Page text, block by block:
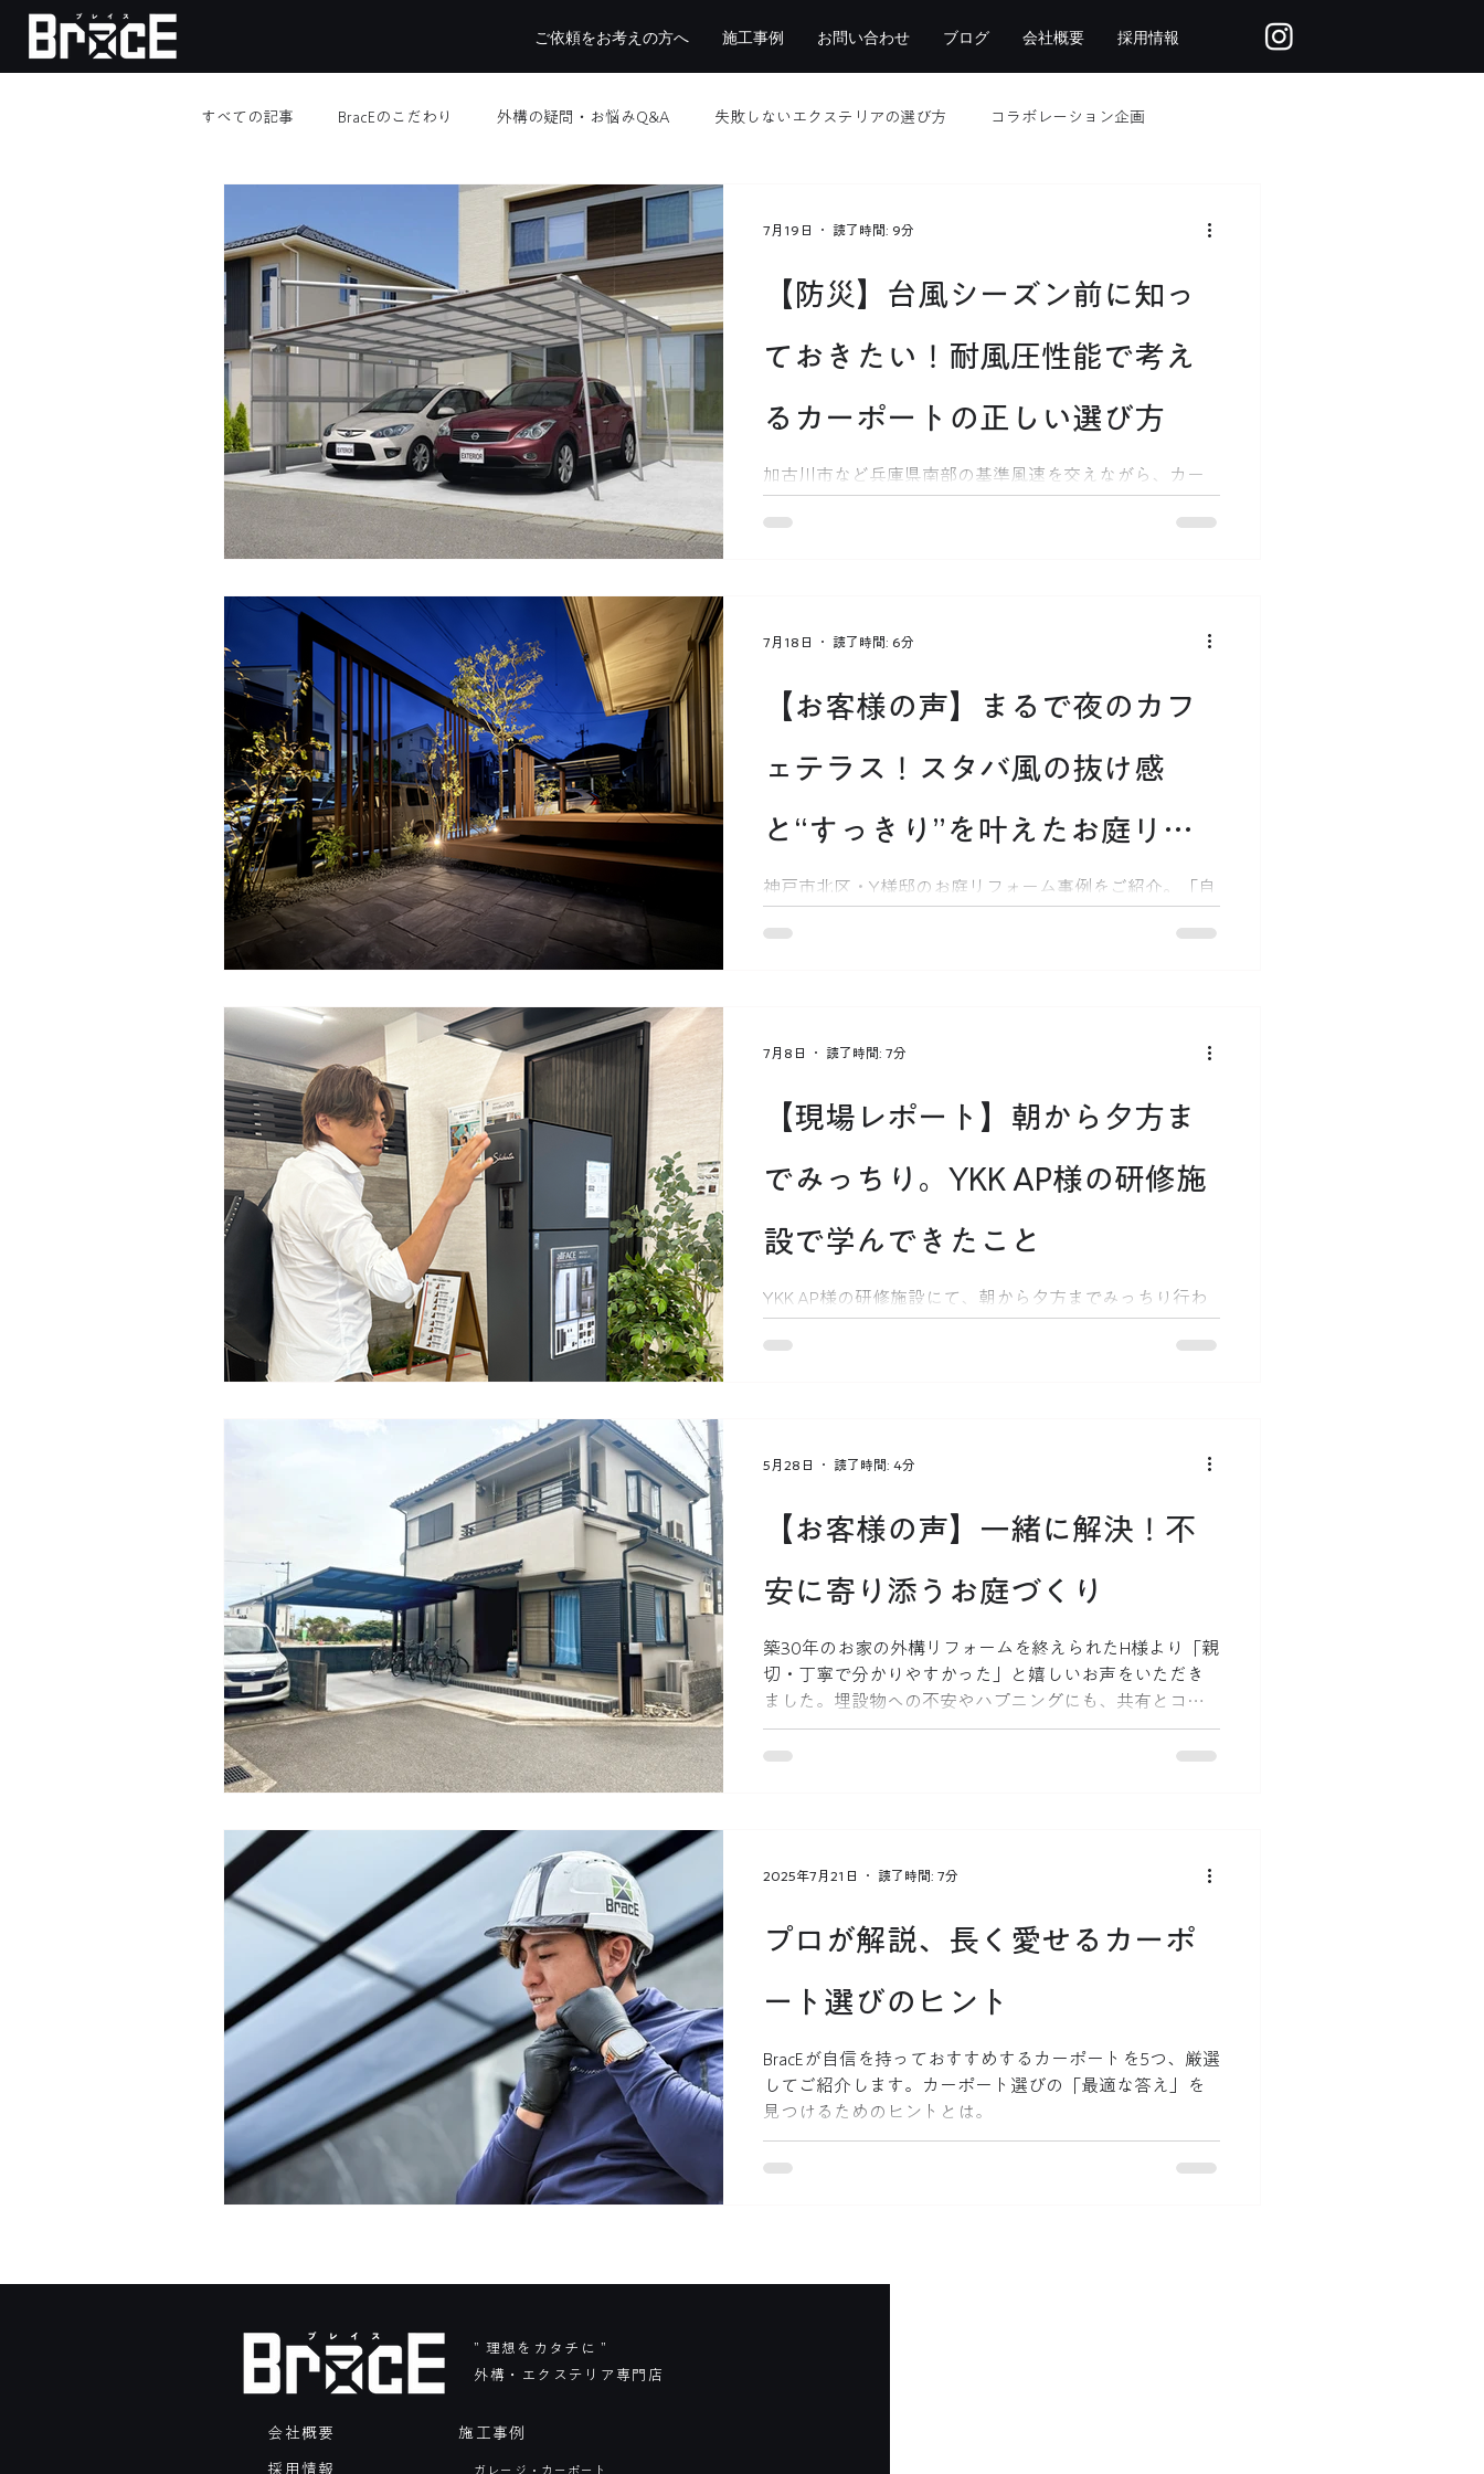
ご依頼をお考えの方へ 施工事例 お問い合わせ ブログ 会社概要 採用情報
すべての記事 BracEのこだわり 外構の疑問・お悩みQ&A 失敗しないエクステリアの選び方 コラボレーション企画
職人さんのこと 現場レポート
【防災】台風シーズン前に知っ
ておきたい！耐風圧性能で考え
るカーポートの正しい選び方
加古川市など兵庫県南部の基準風速を交えながら、カー
ポート選びで絶対に知っておきたい「耐風圧性能」の落
とし穴を解説！風が強い角地・坂道の選び方、ポリカ屋
7月19日 読了時間: 9分
【お客様の声】まるで夜のカフ
ェテラス！スタバ風の抜け感
と“すっきり”を叶えたお庭リフ
ォーム
神戸市北区・Y様邸のお庭リフォーム事例をご紹介。「自
然素材でごちゃごちゃしたお庭をすっきりさせたい」と
いうお悩みを、LIXILのプラスGやウッドデッキを組み合わ
7月18日 読了時間: 6分
【現場レポート】朝から夕方ま
でみっちり。YKK AP様の研修施
設で学んできたこと
YKK AP様の研修施設にて、朝から夕方までみっちり行わ
れた施工・商品研修の様子をレポート！大人気カーポー
ト「プレーンルーフ」の隠れた排水性能の秘密から、職
7月8日 読了時間: 7分
【お客様の声】一緒に解決！不
安に寄り添うお庭づくり
築30年のお家の外構リフォームを終えられたH様より「親
切・丁寧で分かりやすかった」と嬉しいお声をいただき
ました。埋設物への不安やハプニングにも、共有とコミ
ュニケーションで寄り添い解決！
5月28日 読了時間: 4分
プロが解説、長く愛せるカーポ
ート選びのヒント
BracEが自信を持っておすすめするカーポートを5つ、厳選
してご紹介します。カーポート選びの「最適な答え」を
見つけるためのヒントとは。
2025年7月21日 読了時間: 7分
会社概要
採用情報
” 理想をカタチに ”
外構・エクステリア専門店
施工事例
ガレージ・カーポート